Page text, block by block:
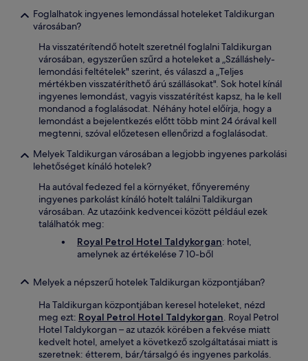
Foglalhatok ingyenes lemondással hoteleket Taldikurgan
városában?
Ha visszatérítendő hotelt szeretnél foglalni Taldikurgan
városában, egyszerűen szűrd a hoteleket a „Szálláshely-
lemondási feltételek" szerint, és válaszd a „Teljes
mértékben visszatéríthető árú szállásokat". Sok hotel kínál
ingyenes lemondást, vagyis visszatérítést kapsz, ha le kell
mondanod a foglalásodat. Néhány hotel előírja, hogy a
lemondást a bejelentkezés előtt több mint 24 órával kell
megtenni, szóval előzetesen ellenőrizd a foglalásodat.
Melyek Taldikurgan városában a legjobb ingyenes parkolási
lehetőséget kínáló hotelek?
Ha autóval fedezed fel a környéket, főnyeremény
ingyenes parkolást kínáló hotelt találni Taldikurgan
városában. Az utazóink kedvencei között például ezek
találhatók meg:
Royal Petrol Hotel Taldykorgan: hotel,
amelynek az értékelése 7 10-ből
Melyek a népszerű hotelek Taldikurgan központjában?
Ha Taldikurgan központjában keresel hoteleket, nézd
meg ezt: Royal Petrol Hotel Taldykorgan. Royal Petrol
Hotel Taldykorgan – az utazók körében a fekvése miatt
kedvelt hotel, amelyet a következő szolgáltatásai miatt is
szeretnek: étterem, bár/társalgó és ingyenes parkolás.